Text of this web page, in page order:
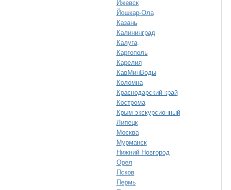
Ижевск
Йошкар-Ола
Казань
Калининград
Калуга
Каргополь
Карелия
КавМинВоды
Коломна
Краснодарский край
Кострома
Крым экскурсионный
Липецк
Москва
Мурманск
Нижний Новгород
Орел
Псков
Пермь